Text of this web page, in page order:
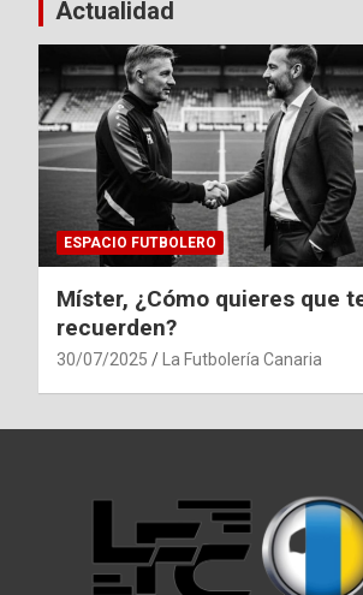
Actualidad
ESPACIO FUTBOLERO
Míster, ¿Cómo quieres que
recuerden?
30/07/2025 La Futbolería Canaria